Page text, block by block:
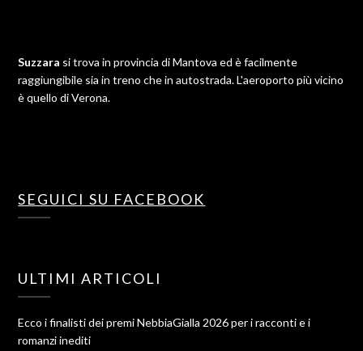
Suzzara si trova in provincia di Mantova ed è facilmente
raggiungibile sia in treno che in autostrada. L'aeroporto più vicino
è quello di Verona.
SEGUICI SU FACEBOOK
ULTIMI ARTICOLI
Ecco i finalisti dei premi NebbiaGialla 2026 per i racconti e i
romanzi inediti